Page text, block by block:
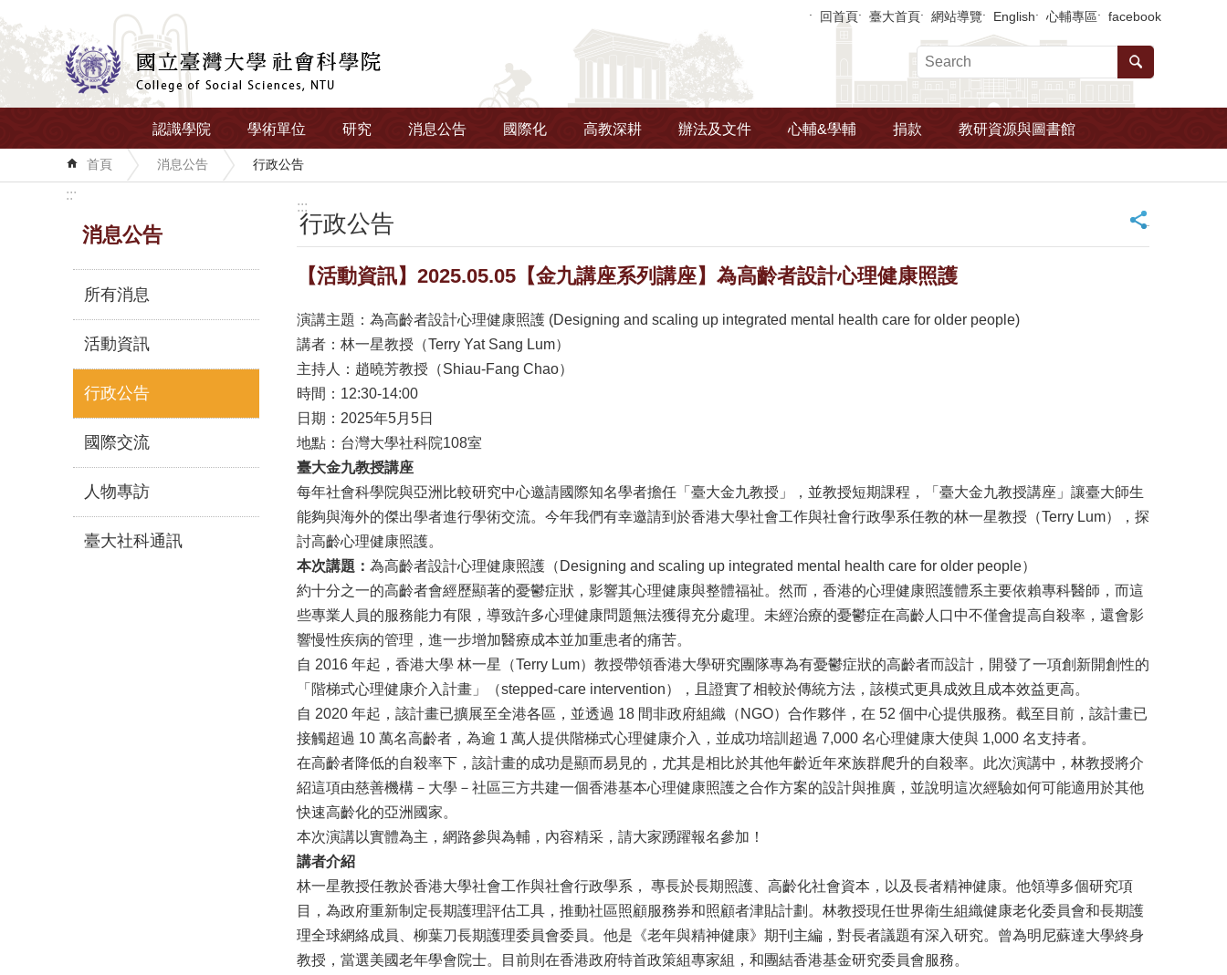
跳到主要內容區塊 回首頁 臺大首頁 網站導覽 English 心輔專區 facebook
認識學院 學術單位 研究 消息公告 國際化 高教深耕 辦法及文件 心輔&學輔 捐款 教研資源與圖書館
首頁 消息公告 行政公告
:::
消息公告
所有消息
活動資訊
行政公告
國際交流
人物專訪
臺大社科通訊
:::
行政公告 _
【活動資訊】2025.05.05【金九講座系列講座】為高齡者設計心理健康照護
演講主題：為高齡者設計心理健康照護 (Designing and scaling up integrated mental health care for older people)
講者：林一星教授（Terry Yat Sang Lum）
主持人：趙曉芳教授（Shiau-Fang Chao）
時間：12:30-14:00
日期：2025年5月5日
地點：台灣大學社科院108室
臺大金九教授講座
每年社會科學院與亞洲比較研究中心邀請國際知名學者擔任「臺大金九教授」，並教授短期課程，「臺大金九教授講座」讓臺大師生
能夠與海外的傑出學者進行學術交流。今年我們有幸邀請到於香港大學社會工作與社會行政學系任教的林一星教授（Terry Lum），探
討高齡心理健康照護。
本次講題： 為高齡者設計心理健康照護（Designing and scaling up integrated mental health care for older people）
約十分之一的高齡者會經歷顯著的憂鬱症狀，影響其心理健康與整體福祉。然而，香港的心理健康照護體系主要依賴專科醫師，而這
些專業人員的服務能力有限，導致許多心理健康問題無法獲得充分處理。未經治療的憂鬱症在高齡人口中不僅會提高自殺率，還會影
響慢性疾病的管理，進一步增加醫療成本並加重患者的痛苦。
自 2016 年起，香港大學 林一星（Terry Lum）教授帶領香港大學研究團隊專為有憂鬱症狀的高齡者而設計，開發了一項創新開創性的
「階梯式心理健康介入計畫」（stepped-care intervention），且證實了相較於傳統方法，該模式更具成效且成本效益更高。
自 2020 年起，該計畫已擴展至全港各區，並透過 18 間非政府組織（NGO）合作夥伴，在 52 個中心提供服務。截至目前，該計畫已
接觸超過 10 萬名高齡者，為逾 1 萬人提供階梯式心理健康介入，並成功培訓超過 7,000 名心理健康大使與 1,000 名支持者。
在高齡者降低的自殺率下，該計畫的成功是顯而易見的，尤其是相比於其他年齡近年來族群爬升的自殺率。此次演講中，林教授將介
紹這項由慈善機構－大學－社區三方共建一個香港基本心理健康照護之合作方案的設計與推廣，並說明這次經驗如何可能適用於其他
快速高齡化的亞洲國家。
本次演講以實體為主，網路參與為輔，內容精采，請大家踴躍報名參加！
講者介紹
林一星教授任教於香港大學社會工作與社會行政學系， 專長於長期照護、高齡化社會資本，以及長者精神健康。他領導多個研究項
目，為政府重新制定長期護理評估工具，推動社區照顧服務券和照顧者津貼計劃。林教授現任世界衛生組織健康老化委員會和長期護
理全球網絡成員、柳葉刀長期護理委員會委員。他是《老年與精神健康》期刊主編，對長者議題有深入研究。曾為明尼蘇達大學終身
教授，當選美國老年學會院士。目前則在香港政府特首政策組專家組，和團結香港基金研究委員會服務。